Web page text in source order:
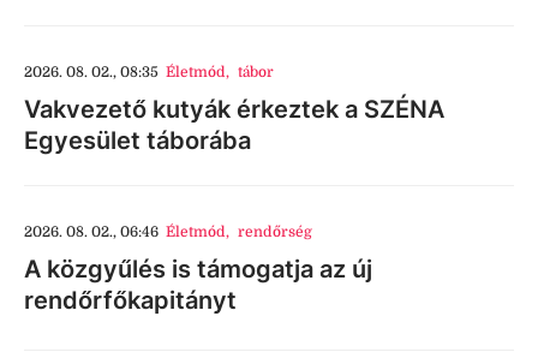
2026. 08. 02., 08:35 Életmód, tábor
Vakvezető kutyák érkeztek a SZÉNA
Egyesület táborába
2026. 08. 02., 06:46 Életmód, rendőrség
A közgyűlés is támogatja az új
rendőrfőkapitányt